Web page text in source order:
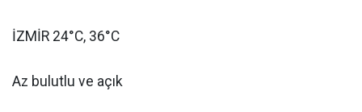
İZMİR 24°C, 36°C
Az bulutlu ve açık